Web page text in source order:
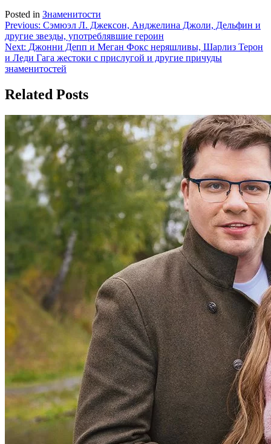
Posted in Знаменитости
Навигация
по
записям
Previous: Сэмюэл Л. Джексон, Анджелина Джоли, Дельфин и
другие звезды, употреблявшие героин
Next: Джонни Депп и Меган Фокс неряшливы, Шарлиз Терон
и Леди Гага жестоки с прислугой и другие причуды
знаменитостей
Related Posts